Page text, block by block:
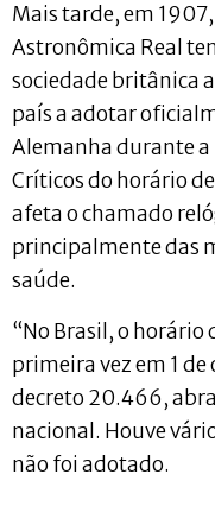
Mais tarde, em
Astronômica Real
sociedade britânica
país a adotar
Alemanha durante
Críticos do horário
afeta o chamado
principalmente das
saúde.
“No Brasil, o horário
primeira vez em 1
decreto 20.466,
nacional. Houve
não foi adotado.